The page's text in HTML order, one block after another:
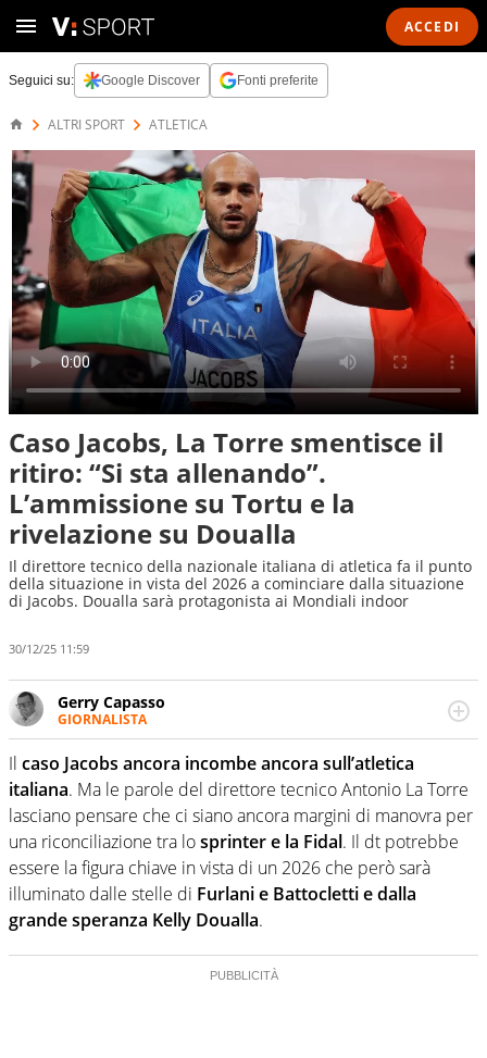
ACCEDI
Seguici su: Google Discover Fonti preferite
ALTRI SPORT ATLETICA
Caso Jacobs, La Torre smentisce il
ritiro: “Si sta allenando”.
L’ammissione su Tortu e la
rivelazione su Doualla
Il direttore tecnico della nazionale italiana di atletica fa il punto
della situazione in vista del 2026 a cominciare dalla situazione
di Jacobs. Doualla sarà protagonista ai Mondiali indoor
30/12/25 11:59
Gerry Capasso
GIORNALISTA
Per lui gli sport americani non hanno segreti: basket,
football, baseball e la capacità innata di trovare la notizia
dove altri non vedono granché
Il caso Jacobs ancora incombe ancora sull’atletica
italiana. Ma le parole del direttore tecnico Antonio La Torre
lasciano pensare che ci siano ancora margini di manovra per
una riconciliazione tra losprinter e la Fidal. Il dt potrebbe
essere la figura chiave in vista di un 2026 che però sarà
illuminato dalle stelle di Furlani e Battocletti e dalla
grande speranza Kelly Doualla.